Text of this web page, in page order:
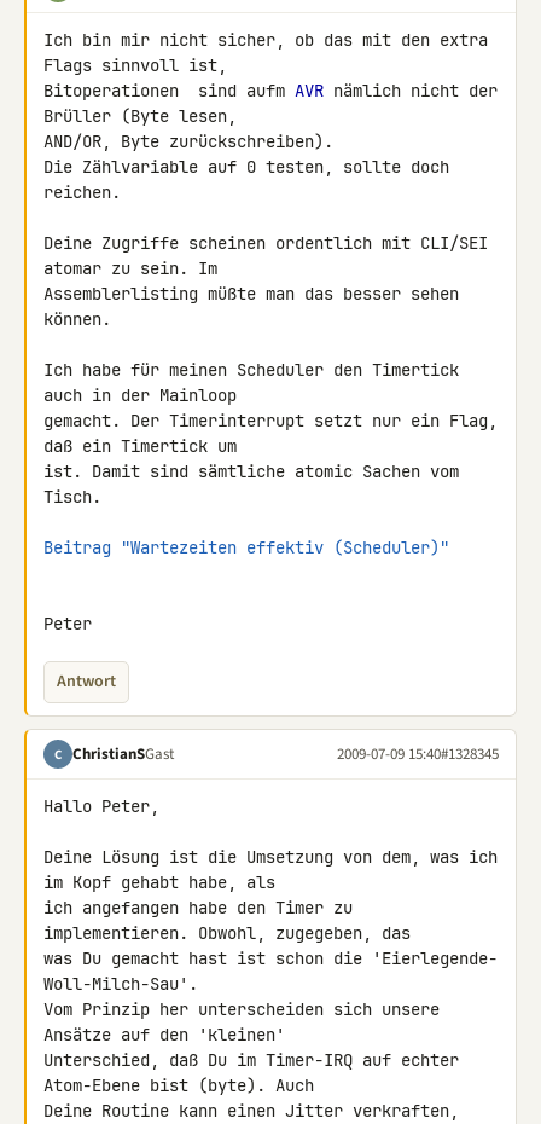
Ich bin mir nicht sicher, ob das mit den extra
Flags sinnvoll ist,
Bitoperationen  sind aufm AVR nämlich nicht der
Brüller (Byte lesen,
AND/OR, Byte zurückschreiben).
Die Zählvariable auf 0 testen, sollte doch
reichen.
Deine Zugriffe scheinen ordentlich mit CLI/SEI
atomar zu sein. Im
Assemblerlisting müßte man das besser sehen
können.
Ich habe für meinen Scheduler den Timertick
auch in der Mainloop
gemacht. Der Timerinterrupt setzt nur ein Flag,
daß ein Timertick um
ist. Damit sind sämtliche atomic Sachen vom
Tisch.
Beitrag "Wartezeiten effektiv (Scheduler)"
Peter
Antwort
C ChristianSGast 2009-07-09 15:40#1328345
Hallo Peter,
Deine Lösung ist die Umsetzung von dem, was ich
im Kopf gehabt habe, als
ich angefangen habe den Timer zu
implementieren. Obwohl, zugegeben, das
was Du gemacht hast ist schon die 'Eierlegende-
Woll-Milch-Sau'.
Vom Prinzip her unterscheiden sich unsere
Ansätze auf den 'kleinen'
Unterschied, daß Du im Timer-IRQ auf echter
Atom-Ebene bist (byte). Auch
Deine Routine kann einen Jitter verkraften,